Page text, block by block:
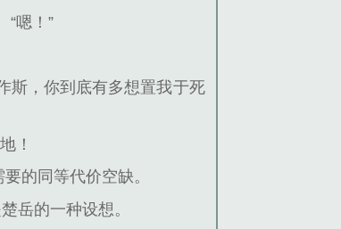
“嗯！”
斯，你到底有多想置我于死
！
的同等代价空缺。
岳的一种设想。